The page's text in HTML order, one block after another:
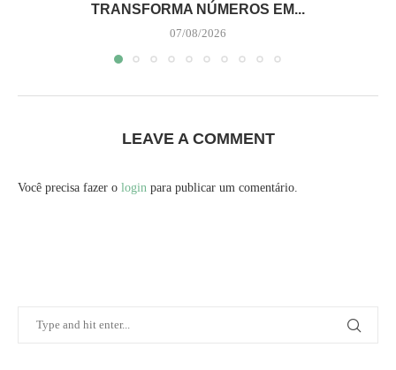
TRANSFORMA NÚMEROS EM...
07/08/2026
LEAVE A COMMENT
Você precisa fazer o login para publicar um comentário.